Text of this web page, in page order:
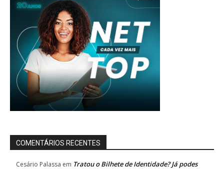
COMENTÁRIOS RECENTES
Cesário Palassa em Tratou o Bilhete de Identidade? Já podes